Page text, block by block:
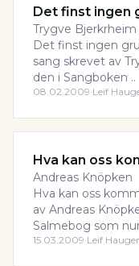
Det finst ingen
Trygve Bjerkrheim
Det finst ingen
sang skrevet av
den i Sangboken ..
08.02.2009·Leif
Hva kan oss
Andreas Knöpken
Hva kan oss
av Andreas
Salmebog som
15.03.2009·Leif